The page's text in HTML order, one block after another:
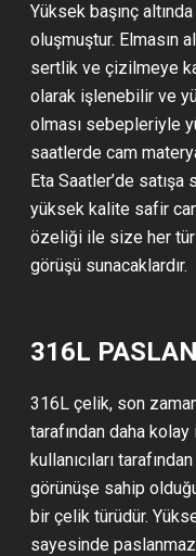
Yüksek başınç
oluşmuştur. Elmasın
sertlik ve çizilmeye
olarak işlenebilir ve
olması sebepleriyle
saatlerde cam
Eta Saatler’de
yüksek kalite safir
özeliği ile size her
görüşü sunacaklardır.
316L
316L çelik, son
tarafından daha
kullanıcıları
görünüşe sahip
bir çelik türüdür.
sayesinde